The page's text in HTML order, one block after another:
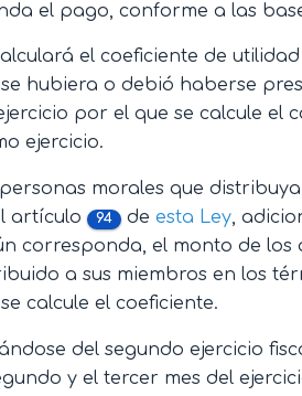
el pago, conforme a las
el coeficiente de
hubiera o debió haberse
por el que se calcule el
ejercicio.
morales que
artículo 94 deesta Ley,
corresponda, el monto de los
a sus miembros en los
calcule el coeficiente.
del segundo ejercicio
y el tercer mes del